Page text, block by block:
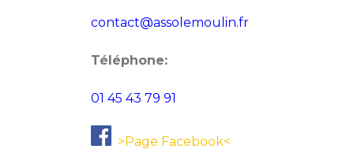
contact@assolemoulin.fr
Téléphone:
01 45 43 79 91
>Page Facebook<